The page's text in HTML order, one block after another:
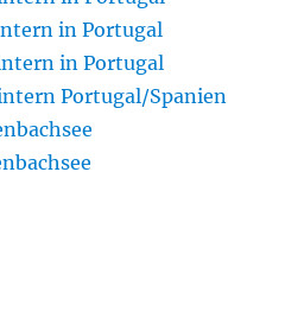
in Portugal
in Portugal
Portugal/Spanien